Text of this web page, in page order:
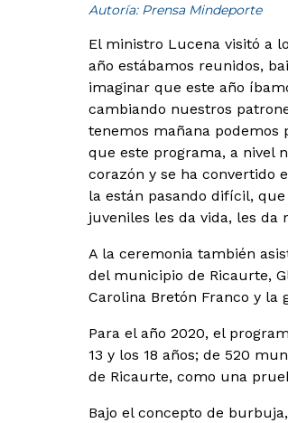
Autoría: Prensa Mindeporte
El ministro Lucena visitó a
año estábamos reunidos,
imaginar que este año
cambiando nuestros
tenemos mañana podemos
que este programa, a nivel
corazón y se ha convertido
la están pasando difícil,
juveniles les da vida, les da
A la ceremonia también
del municipio de Ricaurte,
Carolina Bretón Franco y la
Para el año 2020, el
13 y los 18 años; de 520
de Ricaurte, como una
Bajo el concepto de